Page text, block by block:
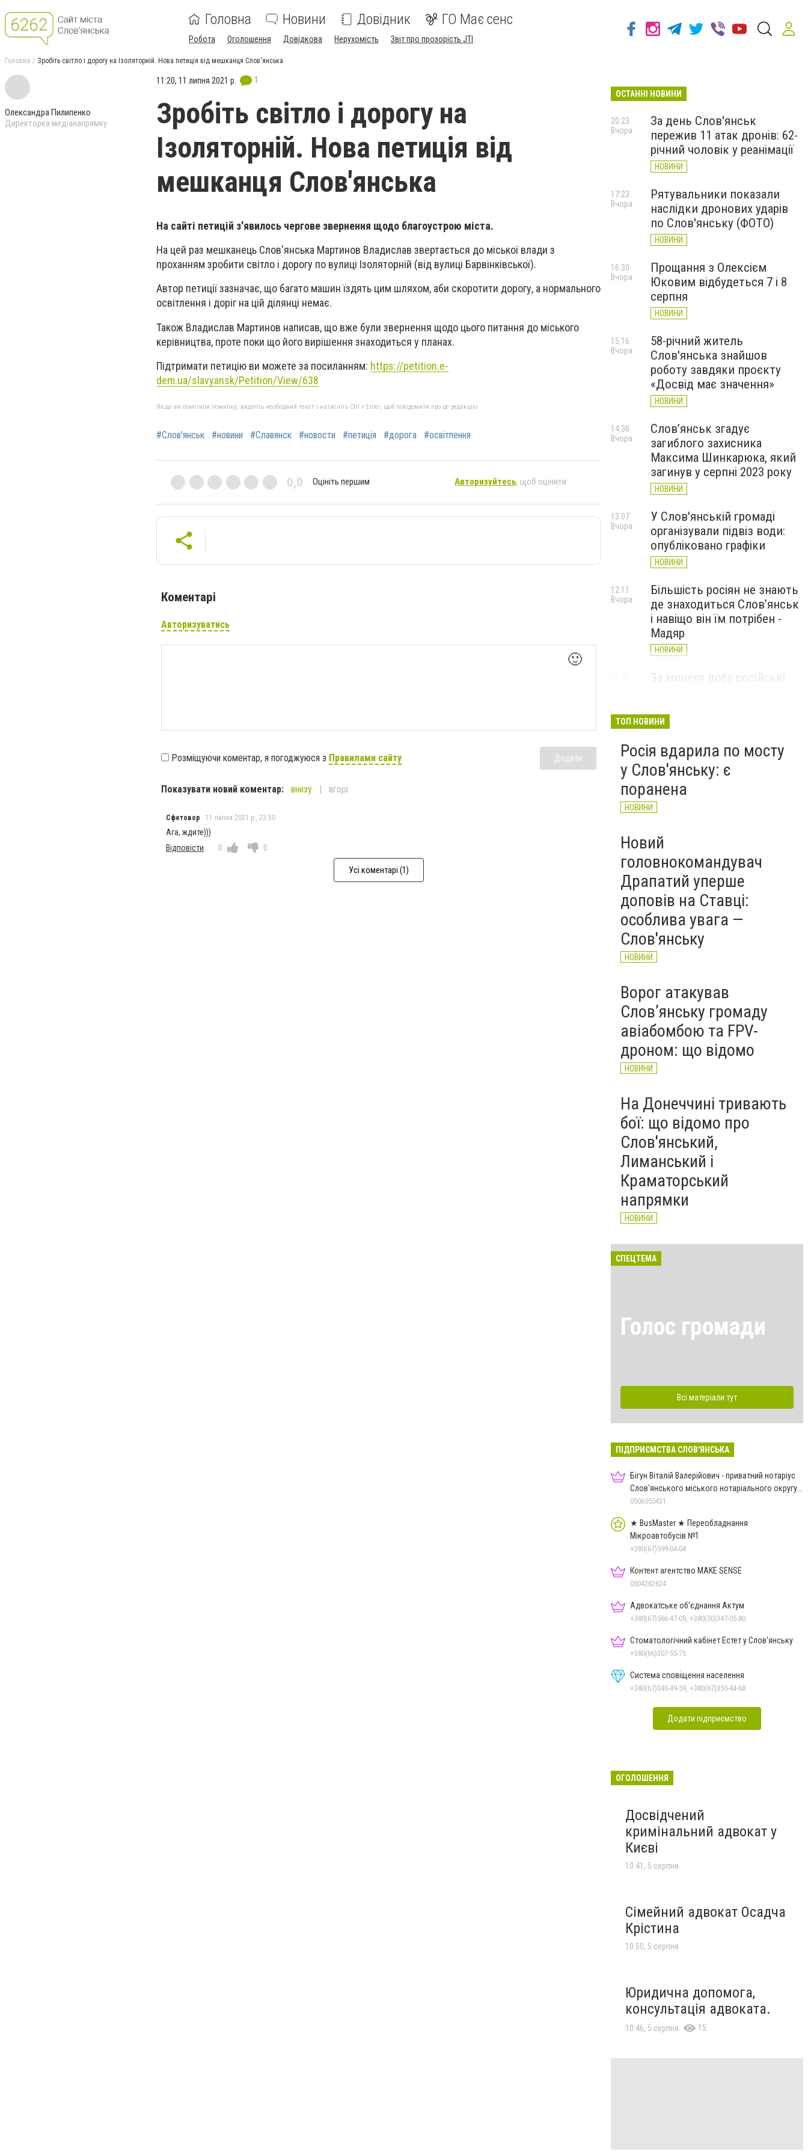
Головна Новини Довідник ГО Має сенс
Робота Оголошення Довідкова Нерухомість Звіт про прозорість JTI
Головна Зробіть світло і дорогу на Ізоляторній. Нова петиція від мешканця Слов'янська
Олександра Пилипенко
Директорка медіанапрямку
11:20, 11 липня 2021 р. 1
Зробіть світло і дорогу на
Ізоляторній. Нова петиція від
мешканця Слов'янська
На сайті петицій з'явилось чергове звернення щодо благоустрою міста.
На цей раз мешканець Слов'янська Мартинов Владислав звертається до міської влади з
проханням зробити світло і дорогу по вулиці Ізоляторній (від вулиці Барвінківської).
Автор петиції зазначає, що багато машин їздять цим шляхом, аби скоротити дорогу, а нормального
освітлення і доріг на цій ділянці немає.
Також Владислав Мартинов написав, що вже були звернення щодо цього питання до міського
керівництва, проте поки що його вирішення знаходиться у планах.
Підтримати петицію ви можете за посиланням: https://petition.e-
dem.ua/slavyansk/Petition/View/638
Якщо ви помітили помилку, виділіть необхідний текст і натисніть Ctrl + Enter, щоб повідомити про це редакцію
#Слов'янськ #новини #Славянск #новости #петиція #дорога #освітлення
0,0 Оцініть першим Авторизуйтесь, щоб оцінити
Коментарі
Авторизуватись
🙂
Розміщуючи коментар, я погоджуюся з Правилами сайту Додати
Показувати новий коментар: внизу вгорі
Сфетовор 11 липня 2021 р., 23:50
Ага, ждите)))
Відповісти
0 0
Усі коментарі (1)
ОСТАННІ НОВИНИ
За день Слов'янськ
пережив 11 атак дронів: 62-
річний чоловік у реанімації
НОВИНИ
20:23
Вчора
Рятувальники показали
наслідки дронових ударів
по Слов'янську (ФОТО)
НОВИНИ
17:23
Вчора
Прощання з Олексієм
Юковим відбудеться 7 і 8
серпня
НОВИНИ
16:30
Вчора
58-річний житель
Слов'янська знайшов
роботу завдяки проєкту
«Досвід має значення»
НОВИНИ
15:16
Вчора
Слов’янськ згадує
загиблого захисника
Максима Шинкарюка, який
загинув у серпні 2023 року
НОВИНИ
14:36
Вчора
У Слов'янській громаді
організували підвіз води:
опубліковано графіки
НОВИНИ
13:07
Вчора
Більшість росіян не знають
де знаходиться Слов’янськ
і навіщо він їм потрібен -
Мадяр
НОВИНИ
12:11
Вчора
За минулу добу російські
великої війни: 6 серпня
ТОП НОВИНИ
Росія вдарила по мосту
у Слов'янську: є
поранена
НОВИНИ
Новий
головнокомандувач
Драпатий уперше
доповів на Ставці:
особлива увага —
Слов'янську
НОВИНИ
Ворог атакував
Слов’янську громаду
авіабомбою та FPV-
дроном: що відомо
НОВИНИ
На Донеччині тривають
бої: що відомо про
Слов'янський,
Лиманський і
Краматорський
напрямки
НОВИНИ
СПЕЦТЕМА
Голос громади
Всі матеріали тут
ПІДПРИЄМСТВА СЛОВ'ЯНСЬКА
Бігун Віталій Валерійович - приватний нотаріус
Слов'янського міського нотаріального округу
Дон.обл.
0506555431
★ BusMaster ★ Переобладнання
Мікроавтобусів №1
+380(67)599-04-04
Контент агентство MAKE SENSE
0504262624
Адвокатське об'єднання Актум
+380(67)566-47-09, +380(50)347-05-80
Стоматологічний кабінет Естет у Слов'янську
+380(66)307-55-75
Система сповіщення населення
+380(67)340-49-59, +380(67)350-44-68
Додати підприємство
ОГОЛОШЕННЯ
Досвідчений
кримінальний адвокат у
Києві
10:41, 5 серпня
Сімейний адвокат Осадча
Крістина
10:50, 5 серпня
Юридична допомога,
консультація адвоката.
10:46, 5 серпня 15